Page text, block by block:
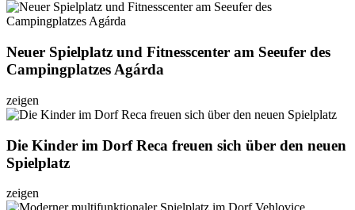
Neuer Spielplatz und Fitnesscenter am Seeufer des
Campingplatzes Agárda
zeigen
Die Kinder im Dorf Reca freuen sich über den neuen
Spielplatz
zeigen